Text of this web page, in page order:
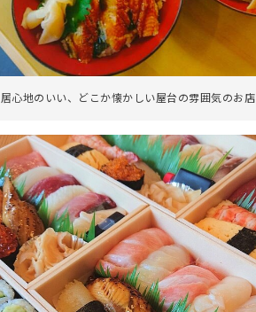
居心地のいい、どこか懐かしい屋台の雰囲気のお店